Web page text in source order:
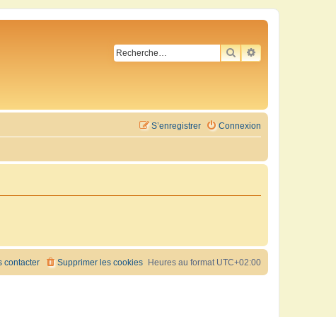
RECHERCHER
RECHERCHE
Connexion
S’enregistrer
Heures au format UTC+02:00
Supprimer les cookies
contacter